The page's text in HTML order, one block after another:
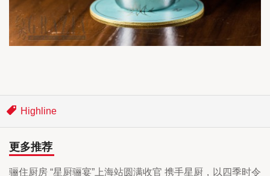
Highline
更多推荐
骊住厨房 “星厨骊宴”上海站圆满收官 携手星厨，以四季时令